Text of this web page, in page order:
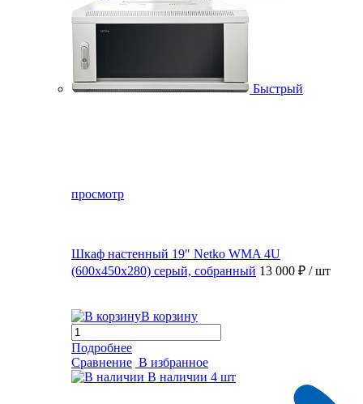
Быстрый
просмотр
Шкаф настенный 19″ Netko WMA 4U
(600x450x280) серый, собранный 13 000 ₽ / шт
В корзину
Подробнее
Сравнение В избранное
В наличии 4 шт